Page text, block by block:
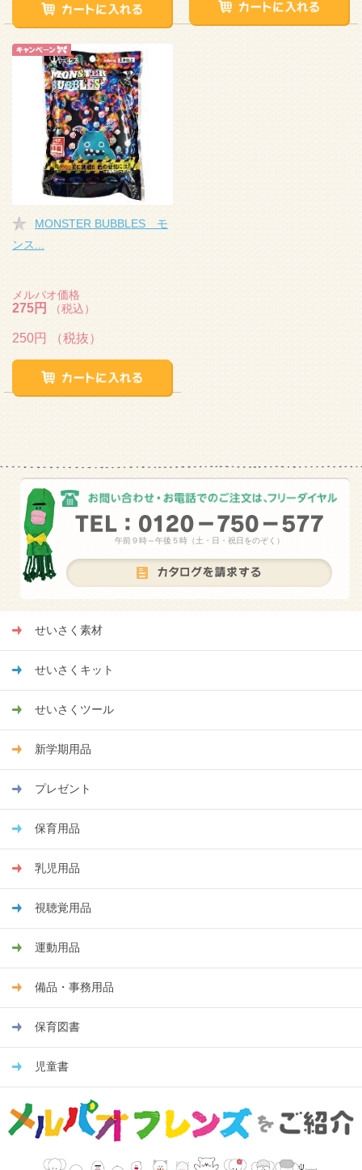
MONSTER BUBBLES モ
ンス...
メルパオ価格
275円 （税込）
250円 （税抜）
午前９時～午後５時（土・日・祝日をのぞく）
せいさく素材
せいさくキット
せいさくツール
新学期用品
プレゼント
保育用品
乳児用品
視聴覚用品
運動用品
備品・事務用品
保育図書
児童書